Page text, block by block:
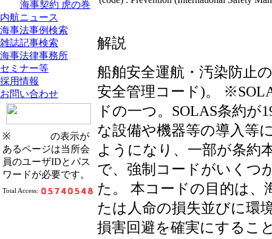
海事契約 虎の巻
内航ニュース
海事法事例検索
雑誌記事検索
海事法律事務所
セミナー等
採用情報
お問い合わせ
※
の表示が
あるページは当所会
員のユーザIDとパス
ワードが必要です。
Total Access:
解説
船舶安全運航・汚染防止
安全管理コード)。
ドの一つ。SOLAS条約が
な設備や機器等の導入等
ようになり、一部が条約
で、強制コードがいくつ
た。 本コードの目的は、
たは人命の損失並びに環
損害回避を確実にするこ